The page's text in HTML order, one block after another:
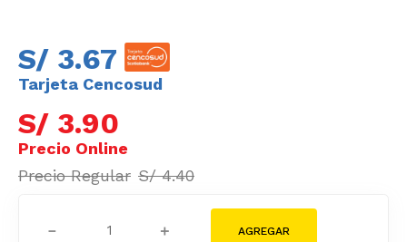
Tarjeta Cencosud
S/ 3.67
S/ 3.90
S/ 4.40
＋
－